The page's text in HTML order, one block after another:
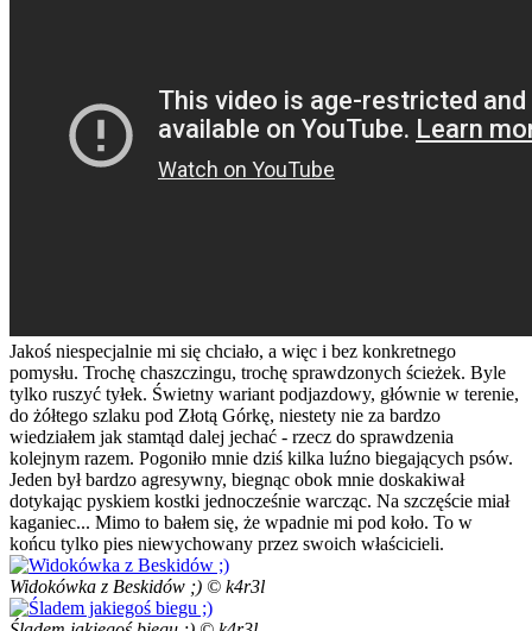
Jakoś niespecjalnie mi się chciało, a więc i bez konkretnego
pomysłu. Trochę chaszczingu, trochę sprawdzonych ścieżek. Byle
tylko ruszyć tyłek. Świetny wariant podjazdowy, głównie w terenie,
do żółtego szlaku pod Złotą Górkę, niestety nie za bardzo
wiedziałem jak stamtąd dalej jechać - rzecz do sprawdzenia
kolejnym razem. Pogoniło mnie dziś kilka luźno biegających psów.
Jeden był bardzo agresywny, biegnąc obok mnie doskakiwał
dotykając pyskiem kostki jednocześnie warcząc. Na szczęście miał
kaganiec... Mimo to bałem się, że wpadnie mi pod koło. To w
końcu tylko pies niewychowany przez swoich właścicieli.
Widokówka z Beskidów ;) © k4r3l